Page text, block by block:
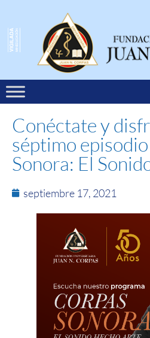
Conéctate y
séptimo
Sonora: El
septiembre 17, 2021